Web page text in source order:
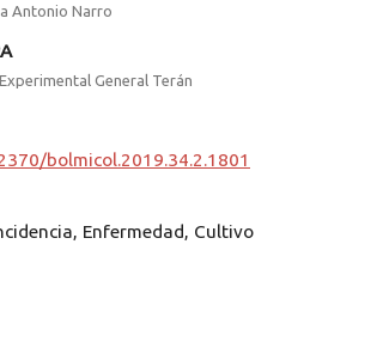
Antonio Narro
General Terán
bolmicol.2019.34.2.1801
Enfermedad, Cultivo